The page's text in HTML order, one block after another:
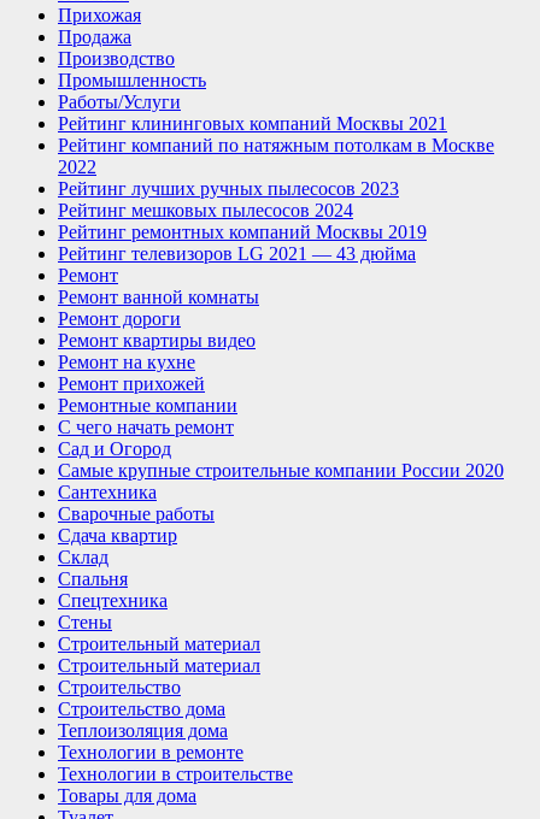
Прихожая
Продажа
Производство
Промышленность
Работы/Услуги
Рейтинг клининговых компаний Москвы 2021
Рейтинг компаний по натяжным потолкам в Москве
2022
Рейтинг лучших ручных пылесосов 2023
Рейтинг мешковых пылесосов 2024
Рейтинг ремонтных компаний Москвы 2019
Рейтинг телевизоров LG 2021 — 43 дюйма
Ремонт
Ремонт ванной комнаты
Ремонт дороги
Ремонт квартиры видео
Ремонт на кухне
Ремонт прихожей
Ремонтные компании
С чего начать ремонт
Сад и Огород
Самые крупные строительные компании России 2020
Сантехника
Сварочные работы
Сдача квартир
Склад
Спальня
Спецтехника
Стены
Строительный материал
Строительный материал
Строительство
Строительство дома
Теплоизоляция дома
Технологии в ремонте
Технологии в строительстве
Товары для дома